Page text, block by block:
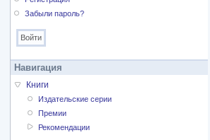
Забыли пароль?
Навигация
Книги
Издательские серии
Премии
Рекомендации